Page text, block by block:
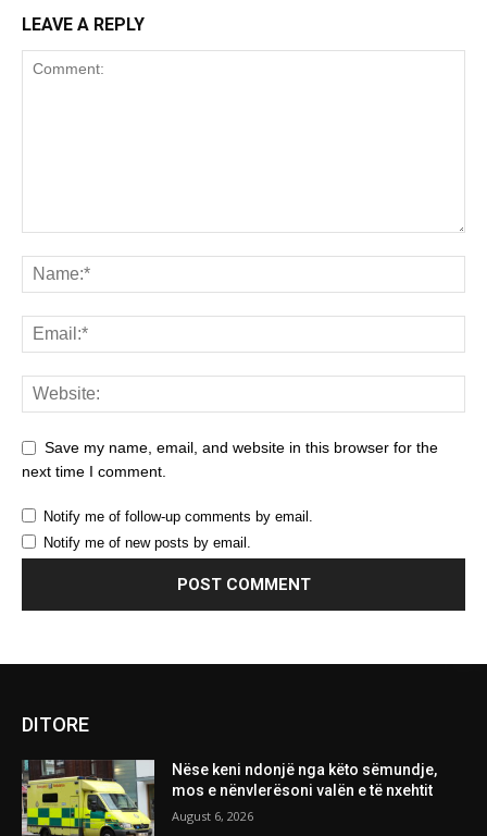
LEAVE A REPLY
Save my name, email, and website in this browser for the
next time I comment.
Notify me of follow-up comments by email.
Notify me of new posts by email.
DITORE
Nëse keni ndonjë nga këto sëmundje,
mos e nënvlerësoni valën e të nxehtit
August 6, 2026